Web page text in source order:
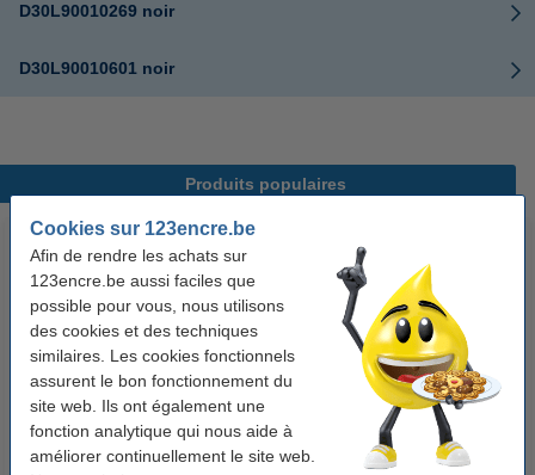
Cookies sur 123encre.be
Afin de rendre les achats sur
123encre.be aussi faciles que
possible pour vous, nous utilisons
des cookies et des techniques
similaires. Les cookies fonctionnels
assurent le bon fonctionnement du
site web. Ils ont également une
fonction analytique qui nous aide à
améliorer continuellement le site web.
D30L90010269 noir
D30L90010601 noir
Produits populaires
123accu Xtreme Power MN1500
Penlite piles AA 24 pièces
123encre papier d'impression 1
ramette de 500 feuilles A4 - 80
g/m²